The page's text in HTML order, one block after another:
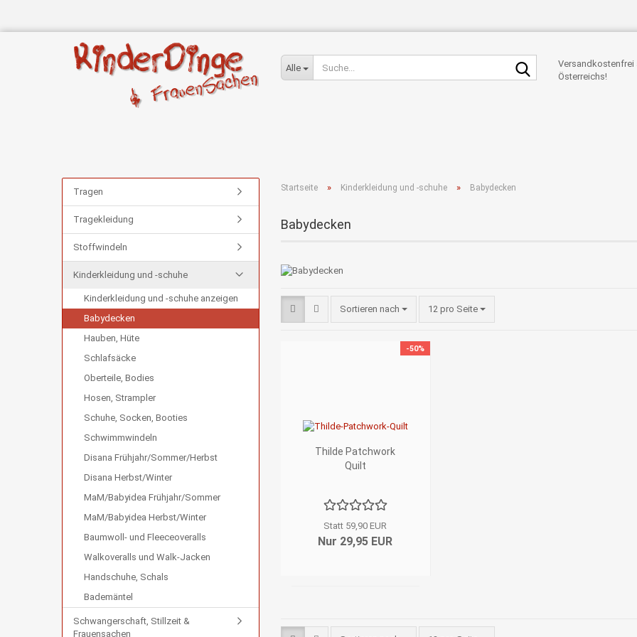
Alle
Suche...Versandkostenfrei
Österreichs!
Startseite » Kinderkleidung und -schuhe » Babydecken
Babydecken
Sortieren nach
Sortieren nach 12 pro Seite
pro Seite
-50%
Thilde Patchwork
Quilt
Statt 59,90 EUR
Nur 29,95 EUR
Tragen
Tragekleidung
Stoffwindeln
Kinderkleidung und -schuhe
Kinderkleidung und -schuhe anzeigen
Babydecken
Hauben, Hüte
Schlafsäcke
Oberteile, Bodies
Hosen, Strampler
Schuhe, Socken, Booties
Schwimmwindeln
Disana Frühjahr/Sommer/Herbst
Disana Herbst/Winter
MaM/Babyidea Frühjahr/Sommer
MaM/Babyidea Herbst/Winter
Baumwoll- und Fleeceoveralls
Walkoveralls und Walk-Jacken
Handschuhe, Schals
Bademäntel
Schwangerschaft, Stillzeit &
Frauensachen